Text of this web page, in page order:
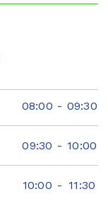
08:00 - 09:30
09:30 - 10:00
10:00 - 11:30